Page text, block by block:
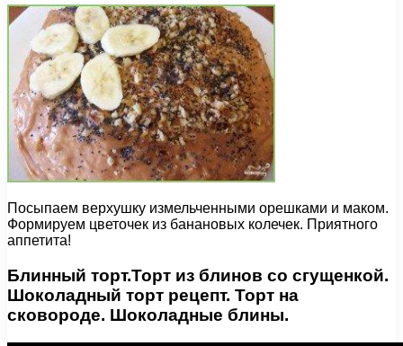
Посыпаем верхушку измельченными орешками и маком.
Формируем цветочек из банановых колечек. Приятного
аппетита!
Блинный торт.Торт из блинов со сгущенкой.
Шоколадный торт рецепт. Торт на
сковороде. Шоколадные блины.